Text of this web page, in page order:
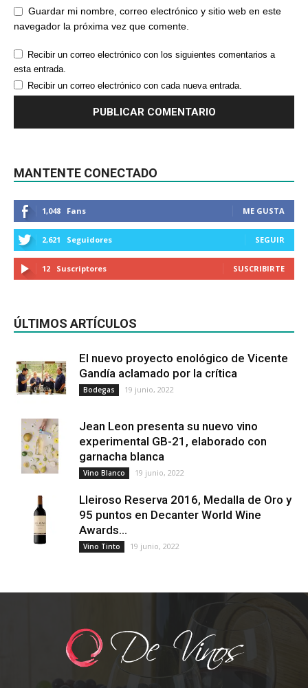
Guardar mi nombre, correo electrónico y sitio web en este
navegador la próxima vez que comente.
Recibir un correo electrónico con los siguientes comentarios a
esta entrada.
Recibir un correo electrónico con cada nueva entrada.
MANTENTE CONECTADO
1,048 Fans ME GUSTA
2,621 Seguidores SEGUIR
12 Suscriptores SUSCRIBIRTE
ÚLTIMOS ARTÍCULOS
El nuevo proyecto enológico de Vicente
Gandía aclamado por la crítica
Bodegas 19 junio, 2022
Jean Leon presenta su nuevo vino
experimental GB-21, elaborado con
garnacha blanca
Vino Blanco 19 junio, 2022
Lleiroso Reserva 2016, Medalla de Oro y
95 puntos en Decanter World Wine
Awards...
Vino Tinto 19 junio, 2022